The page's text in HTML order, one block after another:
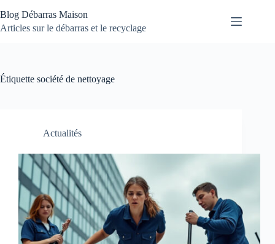
au
contenu
Blog Débarras Maison
Articles sur le débarras et le recyclage
Étiquette société de nettoyage
Actualités